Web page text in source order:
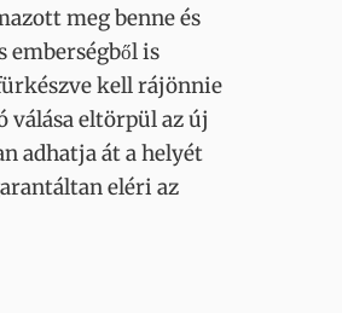
meg benne és
is
kell rájönnie
válása eltörpül az új
adhatja át a helyét
eléri az